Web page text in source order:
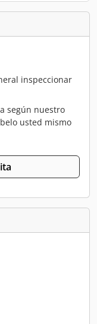
inspeccionar
según nuestro
usted mismo